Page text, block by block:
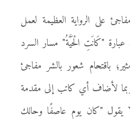
على الرواية العظيمة لعمل
"كَانَتِ الْحَيَّةُ" مسار السرد
باقتحام شعور بالشر مفاجئ
ربما لأضاف أي كاتب إلى مقدمة
يقول "كان يوم عاصفًا وحالك